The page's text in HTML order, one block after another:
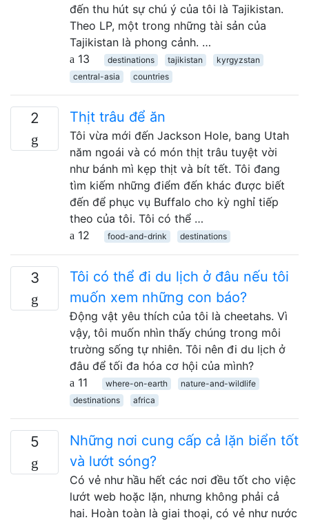
đến thu hút sự chú ý của tôi là Tajikistan.
Theo LP, một trong những tài sản của
Tajikistan là phong cảnh. …
13
destinations tajikistan
kyrgyzstan
central-asia
countries
2 Thịt trâu để ăn
Tôi vừa mới đến Jackson Hole, bang Utah
năm ngoái và có món thịt trâu tuyệt vời
như bánh mì kẹp thịt và bít tết. Tôi đang
tìm kiếm những điểm đến khác được biết
đến để phục vụ Buffalo cho kỳ nghỉ tiếp
theo của tôi. Tôi có thể …
12
food-and-drink destinations
3
Tôi có thể đi du lịch ở đâu nếu tôi
muốn xem những con báo?
Động vật yêu thích của tôi là cheetahs. Vì
vậy, tôi muốn nhìn thấy chúng trong môi
trường sống tự nhiên. Tôi nên đi du lịch ở
đâu để tối đa hóa cơ hội của mình?
11
where-on-earth
nature-and-wildlife
destinations
africa
5
Những nơi cung cấp cả lặn biển tốt
và lướt sóng?
Có vẻ như hầu hết các nơi đều tốt cho việc
lướt web hoặc lặn, nhưng không phải cả
hai. Hoàn toàn là giai thoại, có vẻ như nước